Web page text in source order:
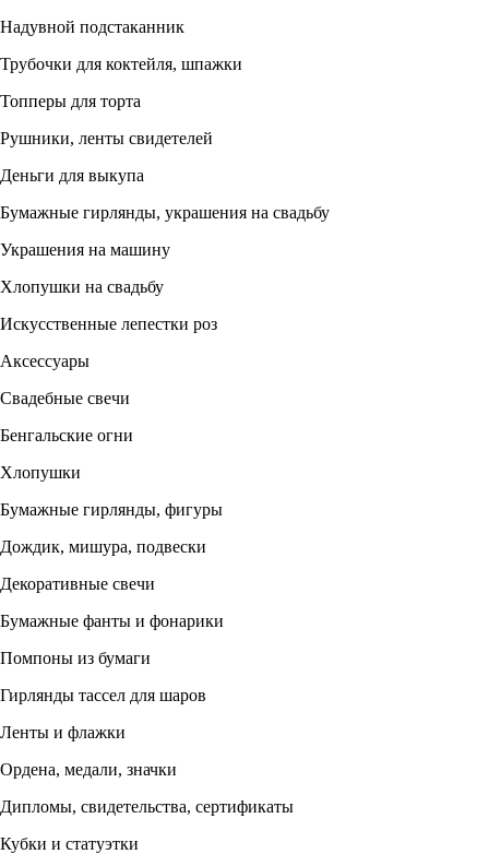
Надувной подстаканник
Трубочки для коктейля, шпажки
Топперы для торта
Рушники, ленты свидетелей
Деньги для выкупа
Бумажные гирлянды, украшения на свадьбу
Украшения на машину
Хлопушки на свадьбу
Искусственные лепестки роз
Аксессуары
Свадебные свечи
Бенгальские огни
Хлопушки
Бумажные гирлянды, фигуры
Дождик, мишура, подвески
Декоративные свечи
Бумажные фанты и фонарики
Помпоны из бумаги
Гирлянды тассел для шаров
Ленты и флажки
Ордена, медали, значки
Дипломы, свидетельства, сертификаты
Кубки и статуэтки